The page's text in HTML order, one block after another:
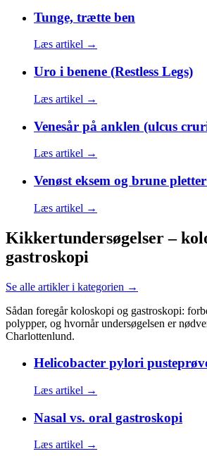
Tunge, trætte ben
Læs artikel →
Uro i benene (Restless Legs)
Læs artikel →
Venesår på anklen (ulcus
Læs artikel →
Venøst eksem og brune
Læs artikel →
Kikkertundersøgelser –
gastroskopi
Se alle artikler i kategorien →
Sådan foregår koloskopi og gastroskopi:
polypper, og hvornår undersøgelsen er
Charlottenlund.
Helicobacter pylori
Læs artikel →
Nasal vs. oral gastroskopi
Læs artikel →